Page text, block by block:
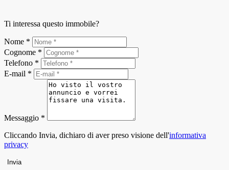
Ti interessa questo immobile?
Nome *
Cognome *
Telefono *
E-mail *
Messaggio *
Cliccando Invia, dichiaro di aver preso visione dell'informativa
privacy
Invia